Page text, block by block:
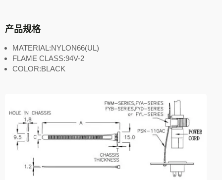
产品规格
MATERIAL:NYLON66(UL)
FLAME CLASS:94V-2
COLOR:BLACK